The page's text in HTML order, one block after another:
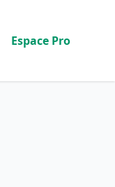
Espace Pro